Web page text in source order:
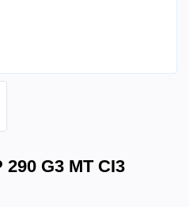
290 G3 MT CI3